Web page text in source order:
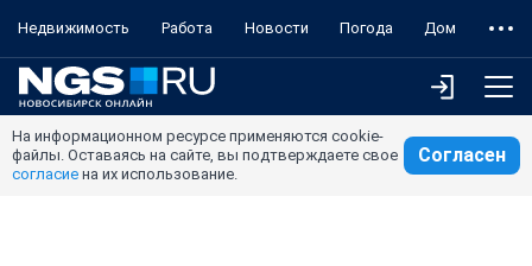
Недвижимость Работа Новости Погода Дом
На информационном ресурсе применяются cookie-
файлы. Оставаясь на сайте, вы подтверждаете свое
согласие на их использование.
Согласен